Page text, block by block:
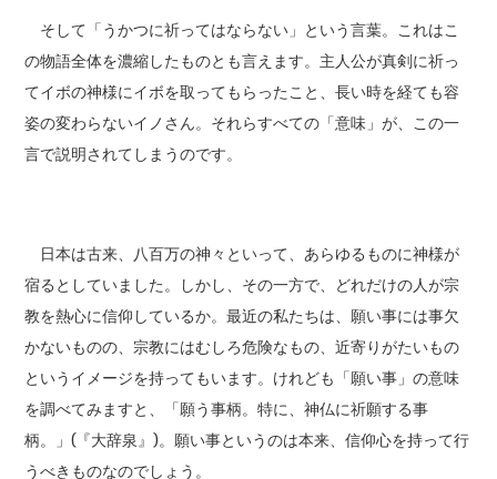
そして「うかつに祈ってはならない」という言葉。これはこ
の物語全体を濃縮したものとも言えます。主人公が真剣に祈っ
てイボの神様にイボを取ってもらったこと、長い時を経ても容
姿の変わらないイノさん。それらすべての「意味」が、この一
言で説明されてしまうのです。
日本は古来、八百万の神々といって、あらゆるものに神様が
宿るとしていました。しかし、その一方で、どれだけの人が宗
教を熱心に信仰しているか。最近の私たちは、願い事には事欠
かないものの、宗教にはむしろ危険なもの、近寄りがたいもの
というイメージを持ってもいます。けれども「願い事」の意味
を調べてみますと、「願う事柄。特に、神仏に祈願する事
柄。」(『大辞泉』)。願い事というのは本来、信仰心を持って行
うべきものなのでしょう。